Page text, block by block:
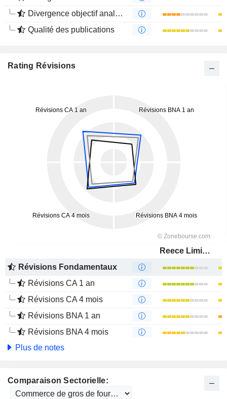
Divergence objectif analystes
Qualité des publications
Rating Révisions
Reece Limited
Révisions Fondamentaux
Révisions CA 1 an
Révisions CA 4 mois
Révisions BNA 1 an
Révisions BNA 4 mois
Plus de notes
Comparaison Sectorielle: